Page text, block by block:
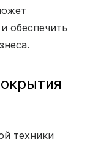
обеспечить
техники